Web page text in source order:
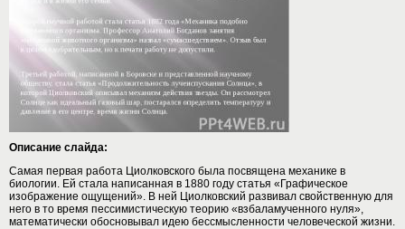
Описание слайда:
Самая первая работа Циолковского была посвящена механике в
биологии. Ей стала написанная в 1880 году статья «Графическое
изображение ощущений». В ней Циолковский развивал свойственную для
него в то время пессимистическую теорию «взбаламученного нуля»,
математически обосновывал идею бессмысленности человеческой жизни.